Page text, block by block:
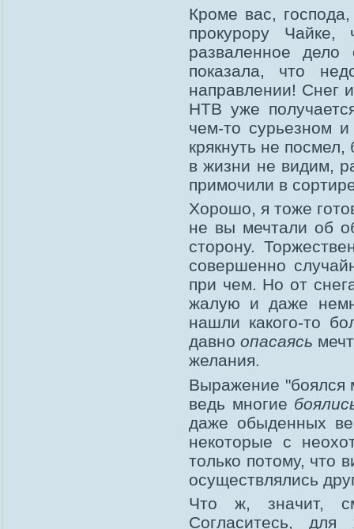
Кроме вас,
прокурору Чайке,
разваленное
показала, что
направлении! Снег
НТВ уже
чем-то сурьезном
крякнуть не
в жизни не видим,
примочили в
Хорошо, я тоже
не вы мечтали об
сторону.
совершенно
при чем. Но от
жалую и даже
нашли какого-то
давноопасаясь
желания.
Выражение "боялся
ведь многие
даже обыденных
некоторые с
только потому, что
осуществлялись
Что ж, значит,
Согласитесь,